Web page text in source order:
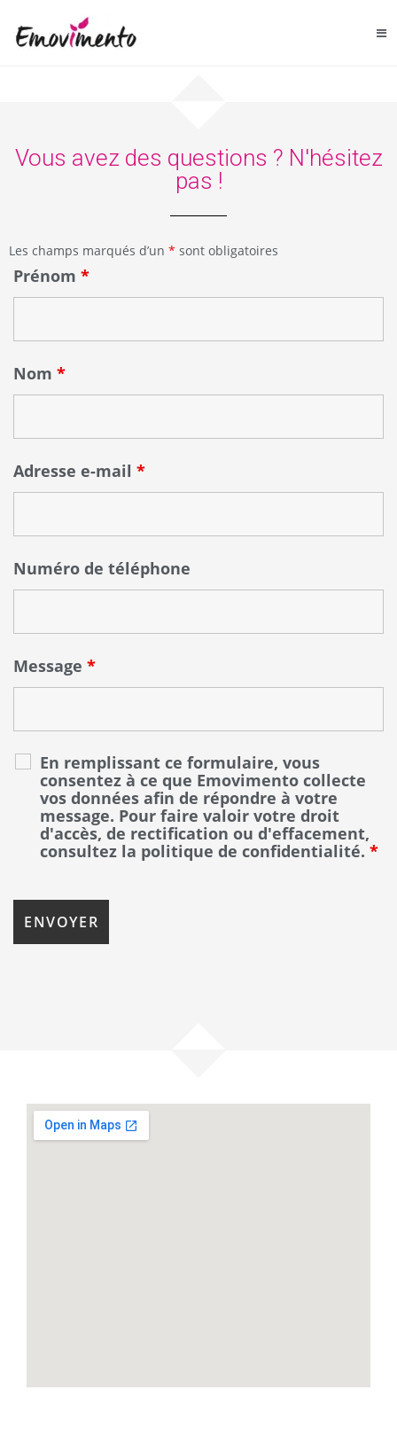
Vous avez des questions ? N'hésitez
pas !
Les champs marqués d’un * sont obligatoires
Prénom *
Nom *
Adresse e-mail *
Numéro de téléphone
Message *
En remplissant ce formulaire, vous
consentez à ce que Emovimento collecte
vos données afin de répondre à votre
message. Pour faire valoir votre droit
d'accès, de rectification ou d'effacement,
consultez la politique de confidentialité. *